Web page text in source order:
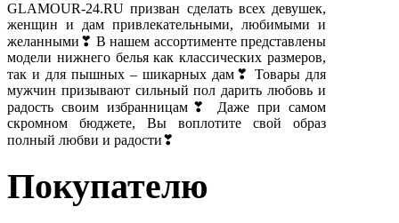
GLAMOUR-24.RU призван сделать всех девушек,
женщин и дам привлекательными, любимыми и
желанными❣ В нашем ассортименте представлены
модели нижнего белья как классических размеров,
так и для пышных – шикарных дам❣ Товары для
мужчин призывают сильный пол дарить любовь и
радость своим избранницам❣ Даже при самом
скромном бюджете, Вы воплотите свой образ
полный любви и радости❣
Покупателю